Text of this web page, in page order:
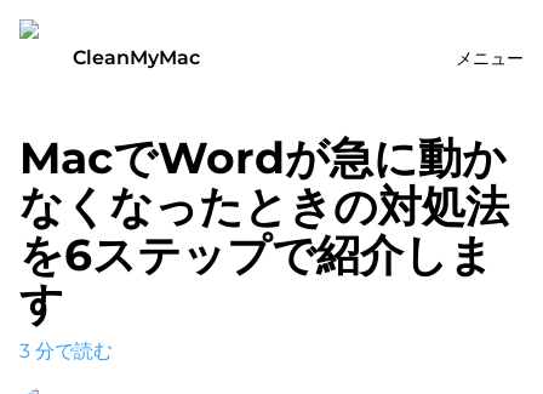
CleanMyMac メニュー
MacでWordが急に動か
なくなったときの対処法
を6ステップで紹介しま
す
3 分で読む